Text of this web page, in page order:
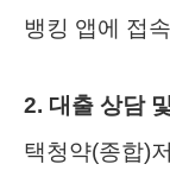
뱅킹 앱에 접
2. 대출 상담
택청약(종합)